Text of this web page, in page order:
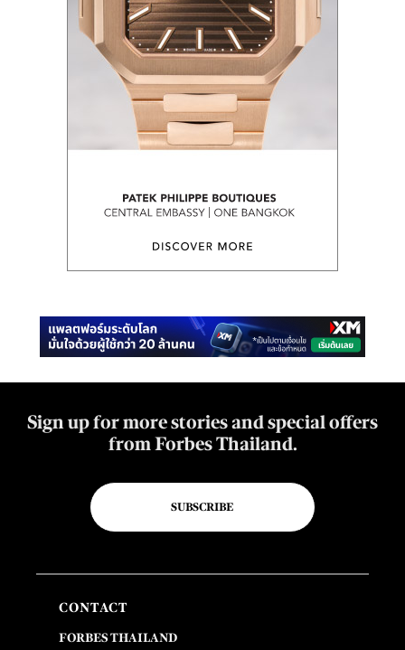
Sign up for more stories and special offers
from Forbes Thailand.
SUBSCRIBE
CONTACT
FORBES THAILAND